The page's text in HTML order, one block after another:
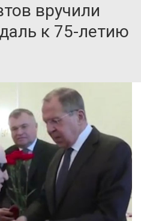
вручили
к 75-летию